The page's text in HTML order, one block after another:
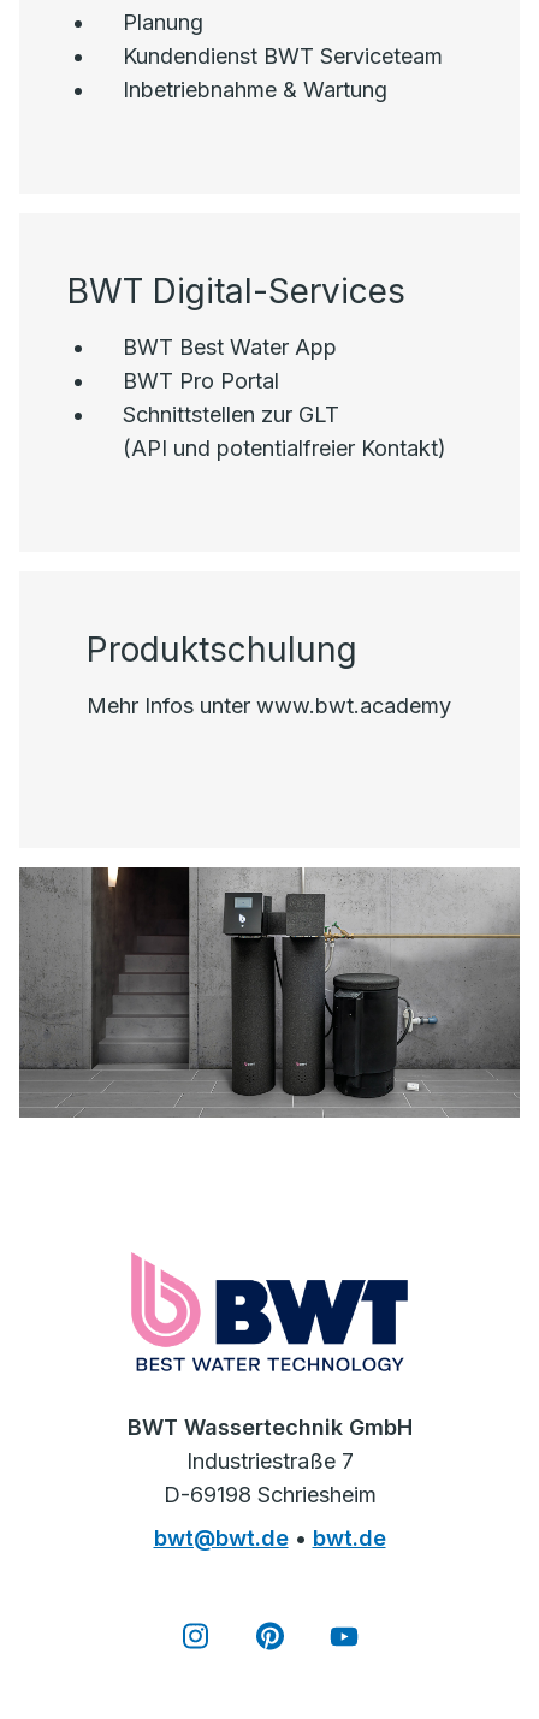
Planung
Kundendienst BWT Serviceteam
Inbetriebnahme & Wartung
BWT Digital-Services
BWT Best Water App
BWT Pro Portal
Schnittstellen zur GLT
(API und potentialfreier Kontakt)
Produktschulung
Mehr Infos unter www.bwt.academy
BWT Wassertechnik GmbH
Industriestraße 7
D-69198 Schriesheim
bwt@bwt.de• bwt.de